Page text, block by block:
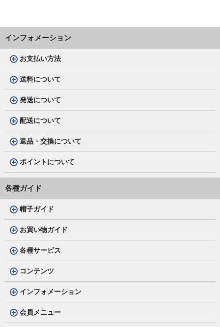
インフォメーション
お支払い方法
送料について
発送について
配送について
返品・交換について
ポイントについて
各種ガイド
帽子ガイド
お買い物ガイド
各種サービス
コンテンツ
インフォメーション
会員メニュー